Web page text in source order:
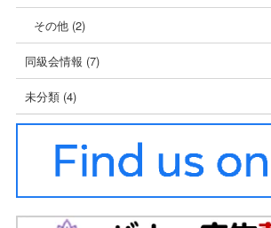
その他 (2)
同級会情報 (7)
未分類 (4)